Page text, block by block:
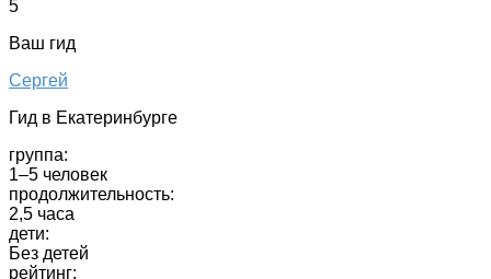
5
Ваш гид
Сергей
Гид в Екатеринбурге
группа:
1–5 человек
продолжительность:
2,5 часа
дети:
Без детей
рейтинг: